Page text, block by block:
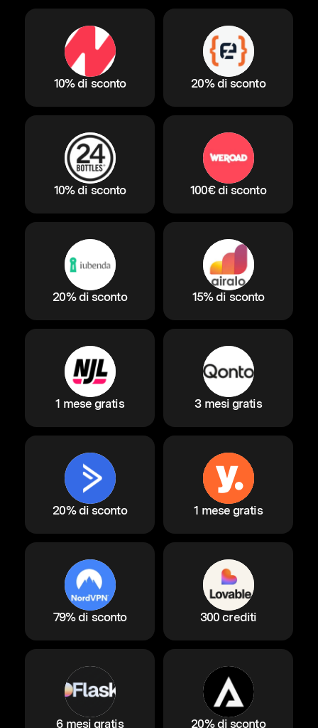
10% di sconto 20% di sconto
10% di sconto 100€ di sconto
20% di sconto 15% di sconto
1 mese gratis 3 mesi gratis
20% di sconto 1 mese gratis
79% di sconto 300 crediti
6 mesi gratis 20% di sconto